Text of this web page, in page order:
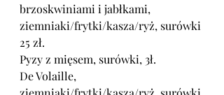
brzoskwiniami i jabłkami,
ziemniaki/frytki/kasza/ryż, surówki
25 zł.
Pyzy z mięsem, surówki, 3ł.
De Volaille,